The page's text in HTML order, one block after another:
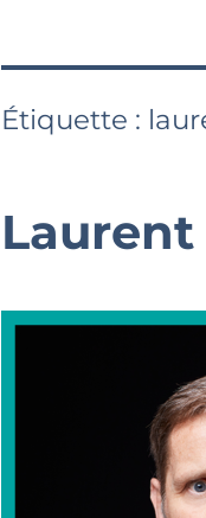
Étiquette :